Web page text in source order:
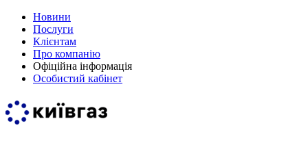
Новини
Послуги
Клієнтам
Про компанію
Офіційна інформація
Особистий кабінет